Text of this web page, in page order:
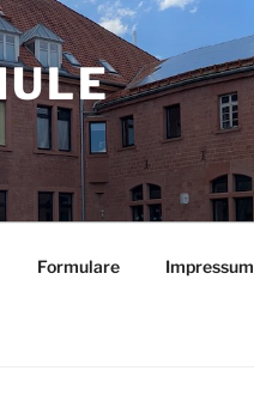
O
Formulare Impressum